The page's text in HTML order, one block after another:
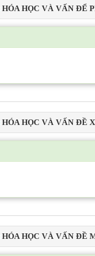
HÓA HỌC VÀ VẤN ĐỂ
HÓA HỌC VÀ VẤN ĐỀ
HÓA HỌC VÀ VẤN ĐỀ